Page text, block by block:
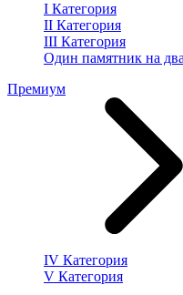
I Категория
II Категория
III Категория
Один памятник на
Премиум
IV Категория
V Категория